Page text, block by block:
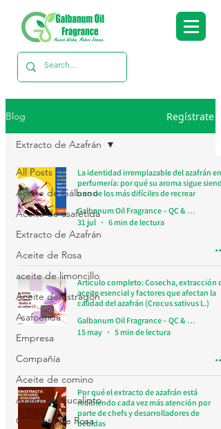
Blog Regístrate
All Posts
Aceite de Gálbano
Aceite de asafétida
Extracto de Azafrán
Aceite de Rosa
aceite de limoncillo
Aceite de Estragón
Asafoetida
Empresa
Compañía
Aceite de comino
Aceite de Eucalipto
Concreto de Rosa
Extracto de Azafrán
La identidad irremplazable del azafrán en
perfumería: por qué su aroma sigue
uno de los más difíciles de recrear
Galbanum Oil Fragrance – QC & Research Team
31 jul
6 min de lectura
Artículo completo: Cosecha, extracción
aceite esencial y factores que afectan la
calidad del azafrán (Crocus sativus L.)
Galbanum Oil Fragrance – QC & Research Team
15 may
5 min de lectura
Por qué el extracto de azafrán está
recibiendo cada vez más atención por
parte de chefs y desarrolladores de
bebidas